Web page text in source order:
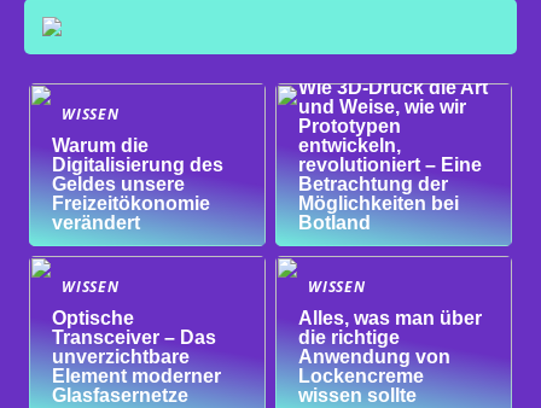
WISSEN
Warum die
Digitalisierung des
Geldes unsere
Freizeitökonomie
verändert
WISSEN
Wie 3D-Druck die Art
und Weise, wie wir
Prototypen
entwickeln,
revolutioniert – Eine
Betrachtung der
Möglichkeiten bei
Botland
WISSEN
Optische
Transceiver – Das
unverzichtbare
Element moderner
Glasfasernetze
WISSEN
Alles, was man über
die richtige
Anwendung von
Lockencreme
wissen sollte